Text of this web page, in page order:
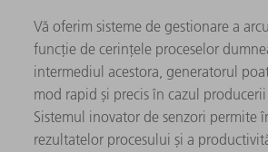
Vă oferim sisteme de gestionare a
funcție de cerințele proceselor
intermediul acestora, generatorul
mod rapid și precis în cazul
Sistemul inovator de senzori permite
rezultatelor procesului și a